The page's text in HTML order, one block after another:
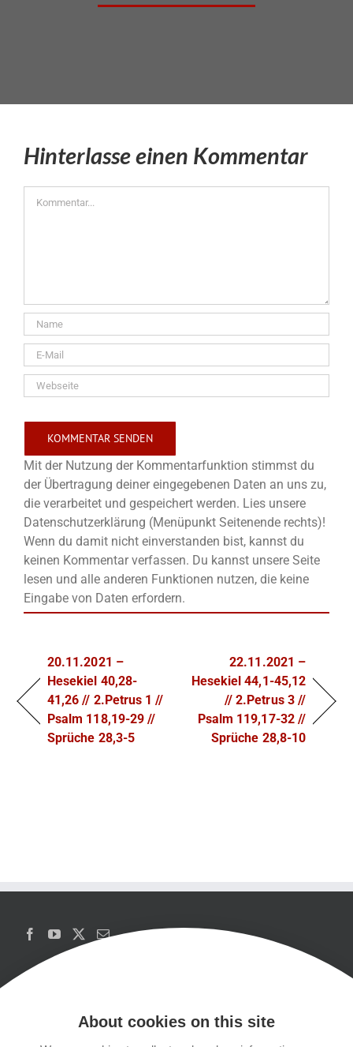
Hinterlasse einen Kommentar
Mit der Nutzung der Kommentarfunktion stimmst du
der Übertragung deiner eingegebenen Daten an uns zu,
die verarbeitet und gespeichert werden. Lies unsere
Datenschutzerklärung (Menüpunkt Seitenende rechts)!
Wenn du damit nicht einverstanden bist, kannst du
keinen Kommentar verfassen. Du kannst unsere Seite
lesen und alle anderen Funktionen nutzen, die keine
Eingabe von Daten erfordern.
20.11.2021 –
Hesekiel 40,28-
41,26 // 2.Petrus 1 //
Psalm 118,19-29 //
Sprüche 28,3-5
22.11.2021 –
Hesekiel 44,1-45,12
// 2.Petrus 3 //
Psalm 119,17-32 //
Sprüche 28,8-10
About cookies on this site